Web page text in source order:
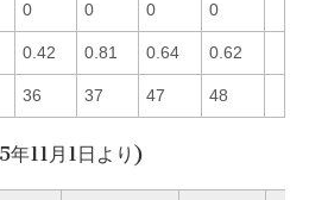
0 0 0 0
0.42 0.81 0.64 0.62
36 37 47 48
11月1日より)